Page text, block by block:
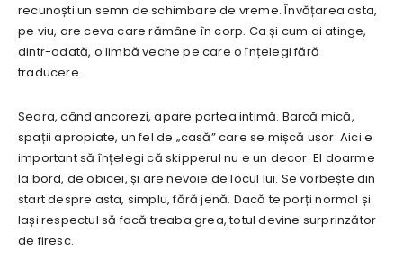
recunoști un semn de schimbare de vreme. Învățarea asta,
pe viu, are ceva care rămâne în corp. Ca și cum ai atinge,
dintr-odată, o limbă veche pe care o înțelegi fără
traducere.
Seara, când ancorezi, apare partea intimă. Barcă mică,
spații apropiate, un fel de „casă” care se mișcă ușor. Aici e
important să înțelegi că skipperul nu e un decor. El doarme
la bord, de obicei, și are nevoie de locul lui. Se vorbește din
start despre asta, simplu, fără jenă. Dacă te porți normal și
lași respectul să facă treaba grea, totul devine surprinzător
de firesc.